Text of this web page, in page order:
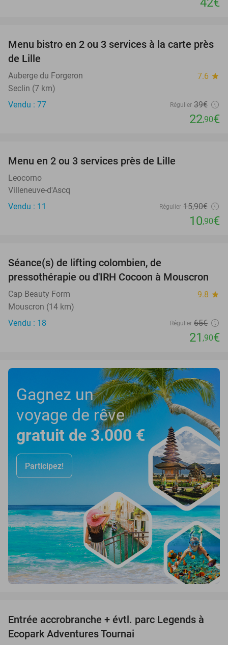
41%
Menu bistro en 2 ou 3 services à la carte près
de Lille
Auberge du Forgeron 7.6 star
Seclin (7 km)
Vendu : 77
Régulier 39€
22,90€
Menu en 2 ou 3 services près de Lille
Leocorno
Villeneuve-d'Ascq
Vendu : 11
Régulier 15,90€
10,90€
Séance(s) de lifting colombien, de
pressothérapie ou d'IRH Cocoon à Mouscron
Cap Beauty Form 9.8 star
Mouscron (14 km)
Vendu : 18
Régulier 65€
21 ,90€
Gagnez un
voyage de rêve
gratuit de 3.000 €
Participez!
17%
Entrée accrobranche + évtl. parc Legends à
Ecopark Adventures Tournai